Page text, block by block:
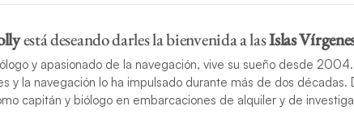
está deseando darles la bienvenida a lasIslas
y apasionado de la navegación, vive su sueño desde
y la navegación lo ha impulsado durante más de dos
capitán y biólogo en embarcaciones de alquiler y de